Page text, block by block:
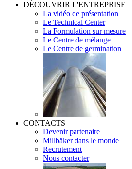
DÉCOUVRIR L'ENTREPRISE
La vidéo de présentation
Le Technical Center
La Formulation sur mesure
Le Centre de mélange
Le Centre de germination
CONTACTS
Devenir partenaire
Millbäker dans le monde
Recrutement
Nous contacter